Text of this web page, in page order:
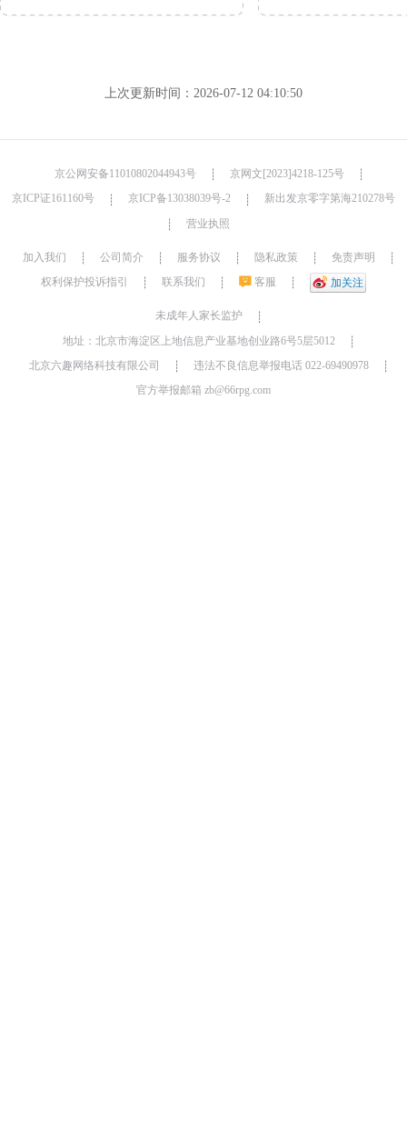
上次更新时间：2026-07-12 04:10:50
京公网安备11010802044943号 ┊ 京网文[2023]4218-125号
┊
京ICP证161160号
┊ 京ICP备13038039号-2 ┊ 新出发京零字第海210278号
┊ 营业执照
加入我们 ┊ 公司简介 ┊ 服务协议 ┊ 隐私政策 ┊ 免责声明
┊
权利保护投诉指引
┊ 联系我们 ┊ 客服 ┊ 加关注
未成年人家长监护
┊
地址：北京市海淀区上地信息产业基地创业路6号5层5012
┊
北京六趣网络科技有限公司
┊ 违法不良信息举报电话 022-69490978
┊
官方举报邮箱 zb@66rpg.com